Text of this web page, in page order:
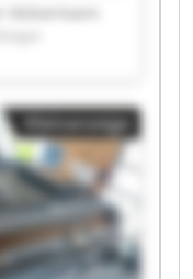
Hülsermann
GME
GME
Hülsermann
GME
GME
Kleinanzeige